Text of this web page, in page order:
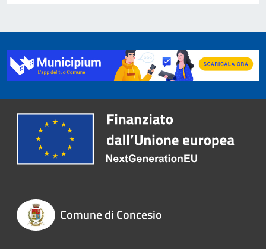
Comune di Concesio